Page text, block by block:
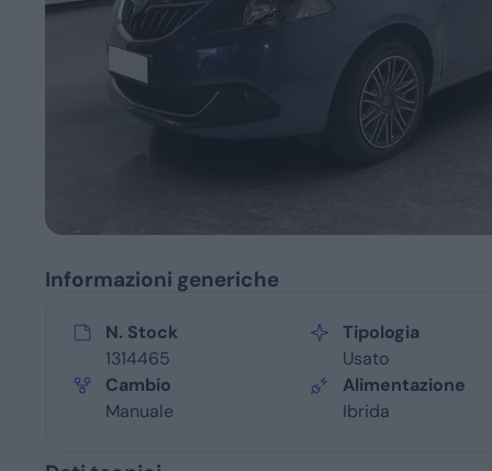
Servizi
Informazioni generiche
N. Stock
1314465
Tipologia
Usato
Cambio
Manuale
Alimentazione
Ibrida